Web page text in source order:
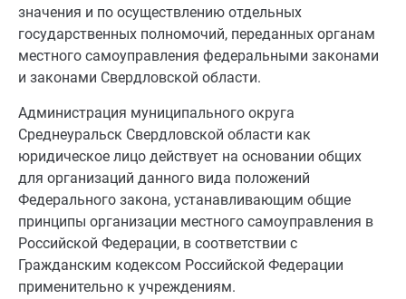
значения и по осуществлению отдельных
государственных полномочий, переданных органам
местного самоуправления федеральными законами
и законами Свердловской области.
Администрация муниципального округа
Среднеуральск Свердловской области как
юридическое лицо действует на основании общих
для организаций данного вида положений
Федерального закона, устанавливающим общие
принципы организации местного самоуправления в
Российской Федерации, в соответствии с
Гражданским кодексом Российской Федерации
применительно к учреждениям.